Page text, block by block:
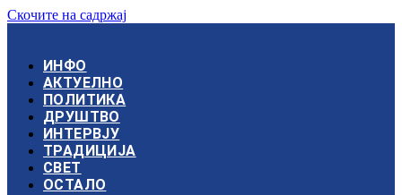
Скочите на садржај
ИНФО
АКТУЕЛНО
ПОЛИТИКА
ДРУШТВО
ИНТЕРВЈУ
ТРАДИЦИЈА
СВЕТ
ОСТАЛО